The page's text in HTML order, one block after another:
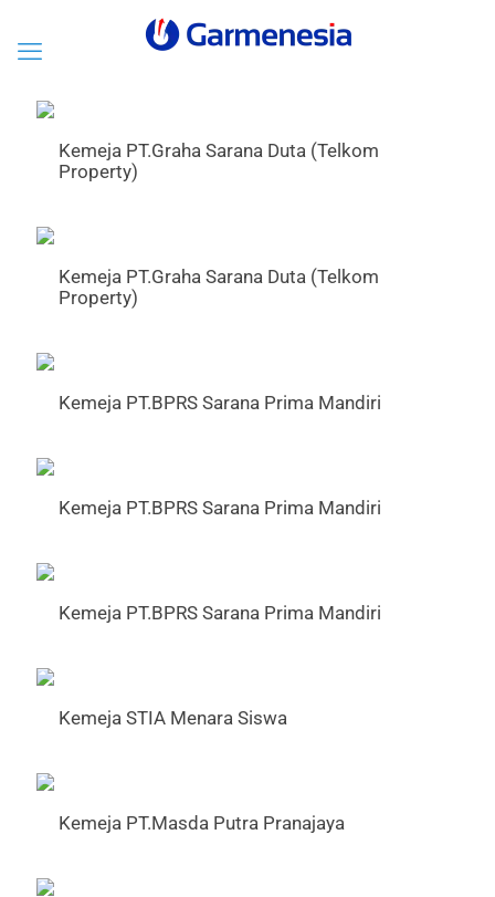
Kemeja PT.Graha Sarana Duta (Telkom
Property)
Kemeja PT.Graha Sarana Duta (Telkom
Property)
Kemeja PT.BPRS Sarana Prima Mandiri
Kemeja PT.BPRS Sarana Prima Mandiri
Kemeja PT.BPRS Sarana Prima Mandiri
Kemeja STIA Menara Siswa
Kemeja PT.Masda Putra Pranajaya